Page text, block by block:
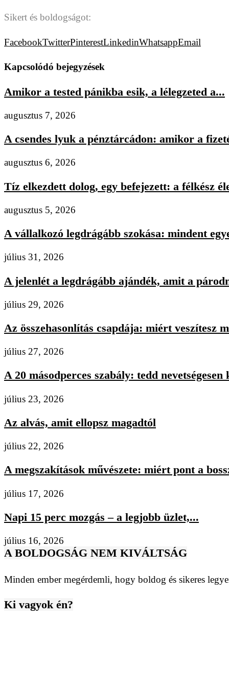
Sikert és boldogságot:
FacebookTwitterPinterestLinkedinWhatsappEmail
Kapcsolódó bejegyzések
Amikor a tested pánikba esik, a lélegzeted a...
augusztus 7, 2026
A csendes lyuk a pénztárcádon: amikor a
augusztus 6, 2026
Tíz elkezdett dolog, egy befejezett: a félkész
augusztus 5, 2026
A vállalkozó legdrágább szokása: mindent
július 31, 2026
A jelenlét a legdrágább ajándék, amit a
július 29, 2026
Az összehasonlítás csapdája: miért veszítesz
július 27, 2026
A 20 másodperces szabály: tedd nevetségesen
július 23, 2026
Az alvás, amit ellopsz magadtól
július 22, 2026
A megszakítások művészete: miért pont a
július 17, 2026
Napi 15 perc mozgás – a legjobb üzlet,...
július 16, 2026
A BOLDOGSÁG NEM KIVÁLTSÁG
Minden ember megérdemli, hogy boldog és sikeres
Ki vagyok én?